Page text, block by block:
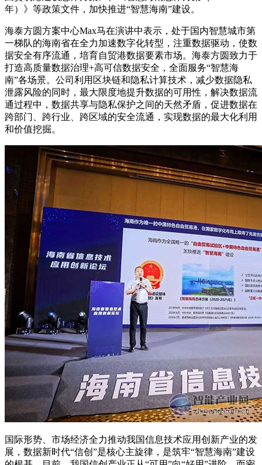
年）》等政策文件，加快推进“智慧海南”建设。
海泰方圆方案中心Max马在演讲中表示，处于国内智慧城市第
一梯队的海南省在全力加速数字化转型，注重数据驱动，使数
据安全有序流通，培育自贸港数据要素市场。海泰方圆致力于
打造高质量数据治理+高可信数据安全，全面服务“智慧海
南”各场景。公司利用区块链和隐私计算技术，减少数据隐私
泄露风险的同时，最大限度地提升数据的可用性，解决数据流
通过程中，数据共享与隐私保护之间的天然矛盾，促进数据在
跨部门、跨行业、跨区域的安全流通，实现数据的最大化利用
和价值挖掘。
国际形势、市场经济全力推动我国信息技术应用创新产业的发
展，数据新时代“信创”是核心主旋律，是筑牢“智慧海南”建设